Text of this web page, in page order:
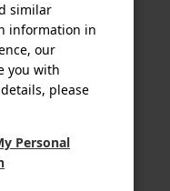
報
約
ー設定
similar
information in
our
you with
please
Personal